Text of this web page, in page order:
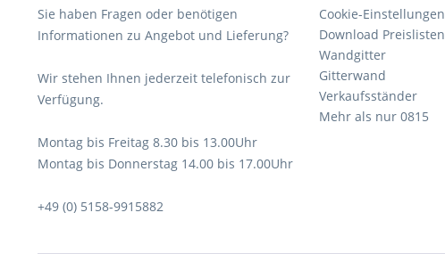
Sie haben Fragen oder benötigen
Informationen zu Angebot und Lieferung?
Wir stehen Ihnen jederzeit telefonisch zur
Verfügung.
Montag bis Freitag 8.30 bis 13.00Uhr
Montag bis Donnerstag 14.00 bis 17.00Uhr
+49 (0) 5158-9915882
Cookie-Einstellungen
Download Preislisten
Wandgitter
Gitterwand
Verkaufsständer
Mehr als nur 0815